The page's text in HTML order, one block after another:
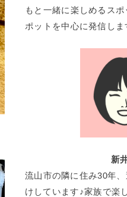
もと一緒に楽しめるス
ポットを中心に発信しま
新
流山市の隣に住み30年
けしています♪家族で楽